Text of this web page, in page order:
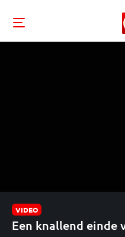
VIDEO
Een knallend einde